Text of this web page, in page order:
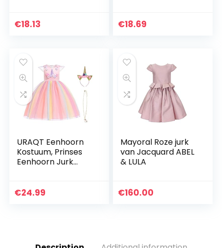
€18.13
partyjurk jurk 1
€18.69
URAQT Eenhoorn
Kostuum, Prinses
Eenhoorn Jurk
voor Kinderen &
€24.99
Mayoral Roze jurk
van Jacquard ABEL
& LULA
€160.00